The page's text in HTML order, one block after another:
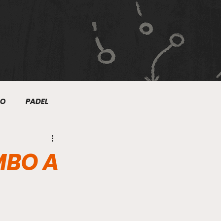
PADEL
NATACIÓN
A